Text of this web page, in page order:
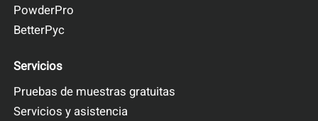
PowderPro
BetterPyc
Servicios
Pruebas de muestras gratuitas
Servicios y asistencia